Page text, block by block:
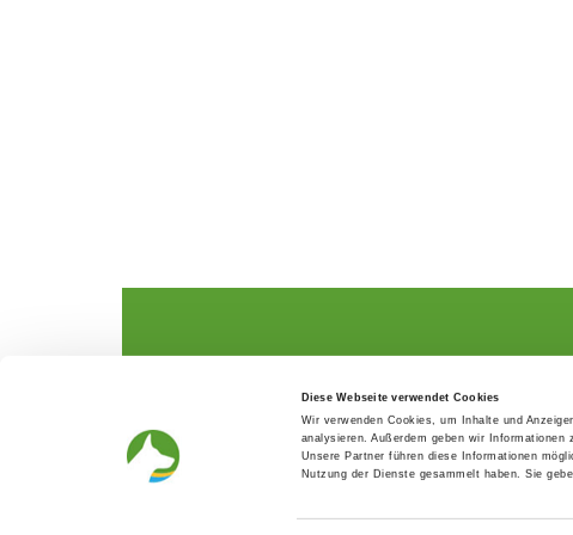
Diese Webseite verwendet Cookies
Wir verwenden Cookies, um Inhalte und
analysieren. Außerdem geben wir Informationen
Unsere Partner führen diese Informationen
Nutzung der Dienste gesammelt haben. Sie
Everything about the breed
Breeding and upbringing
Helper and saviour
Structur
SV magazine
Local groups
Youth